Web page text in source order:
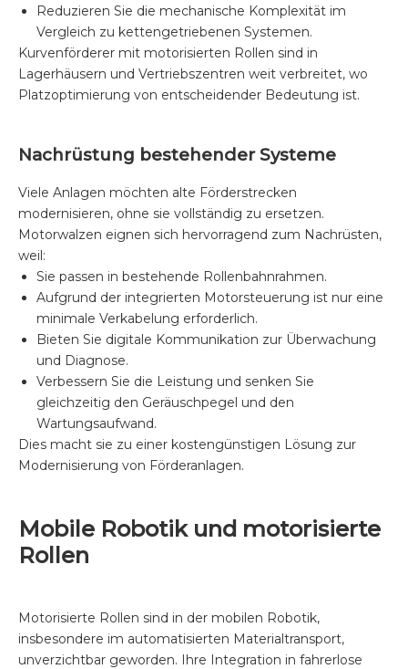
Reduzieren Sie die mechanische Komplexität im
Vergleich zu kettengetriebenen Systemen.
Kurvenförderer mit motorisierten Rollen sind in
Lagerhäusern und Vertriebszentren weit verbreitet, wo
Platzoptimierung von entscheidender Bedeutung ist.
Nachrüstung bestehender Systeme
Viele Anlagen möchten alte Förderstrecken
modernisieren, ohne sie vollständig zu ersetzen.
Motorwalzen eignen sich hervorragend zum Nachrüsten,
weil:
Sie passen in bestehende Rollenbahnrahmen.
Aufgrund der integrierten Motorsteuerung ist nur eine
minimale Verkabelung erforderlich.
Bieten Sie digitale Kommunikation zur Überwachung
und Diagnose.
Verbessern Sie die Leistung und senken Sie
gleichzeitig den Geräuschpegel und den
Wartungsaufwand.
Dies macht sie zu einer kostengünstigen Lösung zur
Modernisierung von Förderanlagen.
Mobile Robotik und motorisierte
Rollen
Motorisierte Rollen sind in der mobilen Robotik,
insbesondere im automatisierten Materialtransport,
unverzichtbar geworden. Ihre Integration in fahrerlose